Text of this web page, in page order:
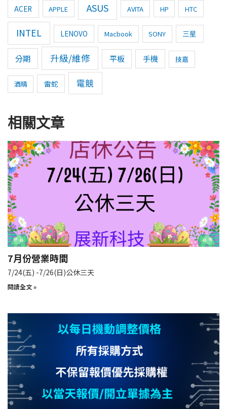
ACER APPLE ASUS AVITA HP HTC
INTEL LENOVO Macbook SONY 三星
分期 升級/維修 平板 手機 技嘉
酒精 雷蛇 電競
相關文章
7月份營業時間
7/24(五) -7/26(日)公休三天
閱讀全文 »